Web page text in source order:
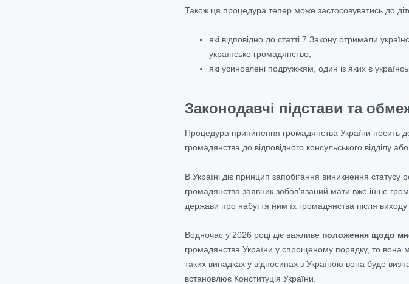
Також ця процедура тепер може застосовуватись до
які відповідно до статті 7 Закону отримали
українське громадянство;
які усиновлені подружжям, один із яких є
Законодавчі підстави та
Процедура припинення громадянства України носить
громадянства до відповідного консульського відділу
В Україні діє принцип запобігання виникнення
громадянства заявник зобов’язаний мати вже інше
держави про набуття ним їх громадянства після виходу
Водночас у 2026 році діє важливе положення щодо
громадянства України у спрощеному порядку, то вона
таких випадках у відносинах з Україною вона буде
встановлює Конституція України.